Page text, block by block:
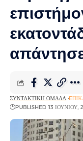
ΣΥΝΤΑΚΤΙΚΉ ΟΜΆΔΑ
PUBLISHED 13 ΙΟΥΝΊΟΥ,